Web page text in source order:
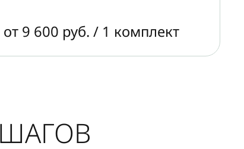
от 9 600 руб. / 1 комплект